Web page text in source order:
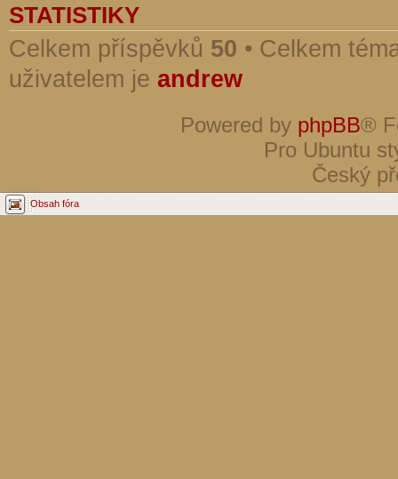
STATISTIKY
Celkem příspěvků 50 • Celkem
uživatelem je andrew
Powered by phpBB®
Pro Ubuntu
Český
Obsah fóra